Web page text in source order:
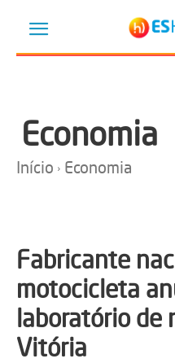
Economia
Início Economia
Fabricante
motocicleta
laboratório de
Vitória